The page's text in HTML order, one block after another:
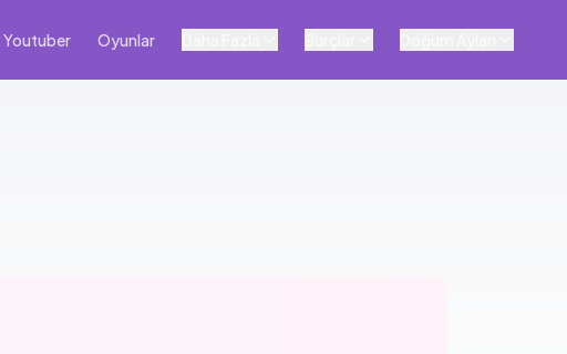
Youtuber Oyunlar